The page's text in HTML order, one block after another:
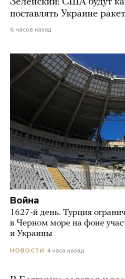
поставлять Украине
6 часов назад
Война
1627-й день. Турция
в Черном море на фоне
и Украины
НОВОСТИ 4 часа назад